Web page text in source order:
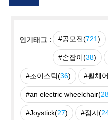
인기태그 : #공모전(721)
#손잡이(38)
#조이스틱(36) #휠체
#an electric wheelchair(
#Joystick(27) #점자(